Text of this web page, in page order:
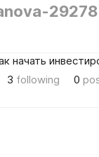
29278
начать
3 following 0